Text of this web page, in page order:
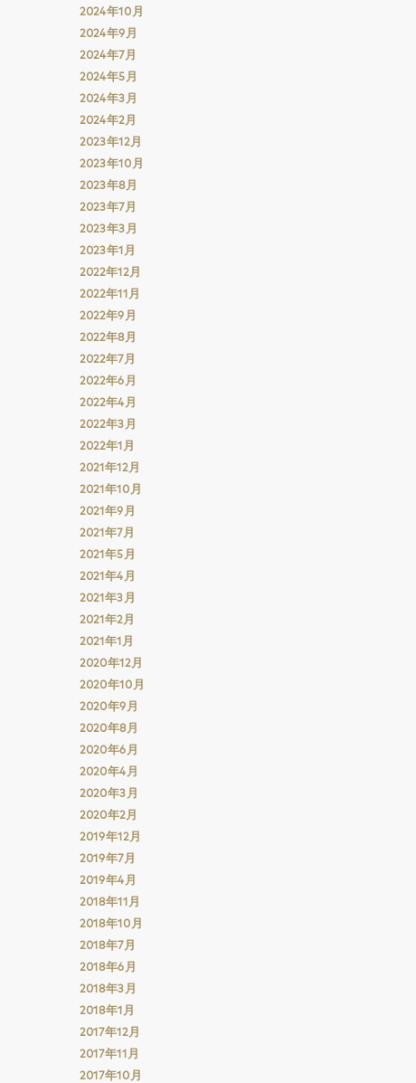
2024年10月
2024年9月
2024年7月
2024年5月
2024年3月
2024年2月
2023年12月
2023年10月
2023年8月
2023年7月
2023年3月
2023年1月
2022年12月
2022年11月
2022年9月
2022年8月
2022年7月
2022年6月
2022年4月
2022年3月
2022年1月
2021年12月
2021年10月
2021年9月
2021年7月
2021年5月
2021年4月
2021年3月
2021年2月
2021年1月
2020年12月
2020年10月
2020年9月
2020年8月
2020年6月
2020年4月
2020年3月
2020年2月
2019年12月
2019年7月
2019年4月
2018年11月
2018年10月
2018年7月
2018年6月
2018年3月
2018年1月
2017年12月
2017年11月
2017年10月